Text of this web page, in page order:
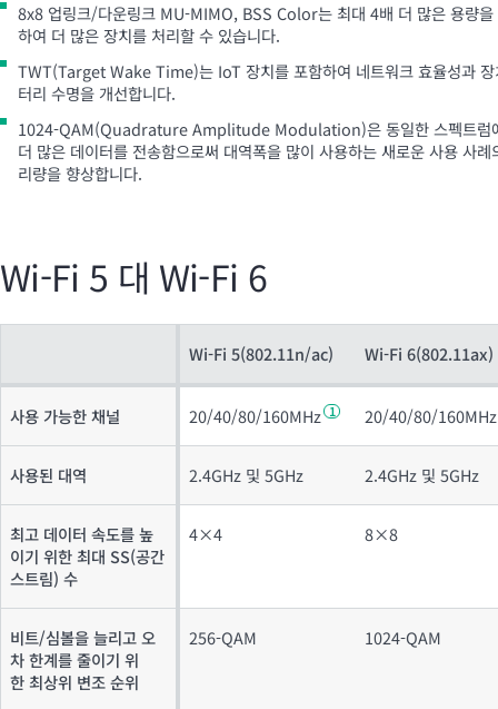
8x8 업링크/다운링크 MU-MIMO, BSS Color는 최대 4배 더 많은 용량을
하여 더 많은 장치를 처리할 수 있습니다.
TWT(Target Wake Time)는 IoT 장치를 포함하여 네트워크 효율성과 장
터리 수명을 개선합니다.
1024-QAM(Quadrature Amplitude Modulation)은 동일한 스펙트럼
더 많은 데이터를 전송함으로써 대역폭을 많이 사용하는 새로운 사용 사례
리량을 향상합니다.
Wi-Fi 5 대 Wi-Fi 6
Wi-Fi 5(802.11n/ac) Wi-Fi 6(802.11ax)
사용 가능한 채널 20/40/80/160MHz 1 20/40/80/160MHz
사용된 대역 2.4GHz 및 5GHz 2.4GHz 및 5GHz
최고 데이터 속도를 높
이기 위한 최대 SS(공간
스트림) 수
4×4 8×8
비트/심볼을 늘리고 오
차 한계를 줄이기 위
한 최상위 변조 순위
256-QAM 1024-QAM